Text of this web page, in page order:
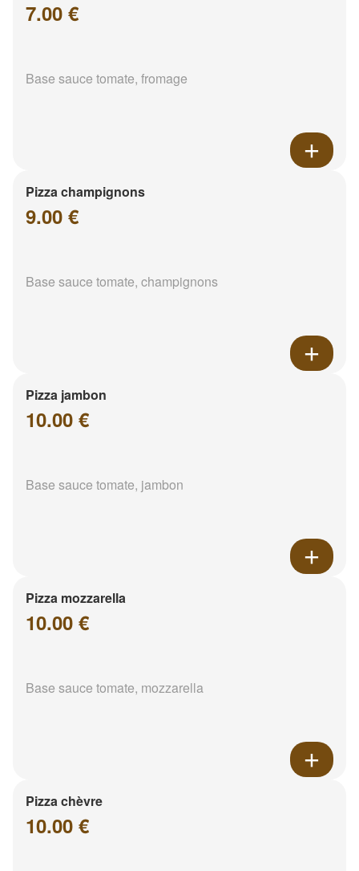
7.00 €
Base sauce tomate, fromage
Pizza champignons
9.00 €
Base sauce tomate, champignons
Pizza jambon
10.00 €
Base sauce tomate, jambon
Pizza mozzarella
10.00 €
Base sauce tomate, mozzarella
Pizza chèvre
10.00 €